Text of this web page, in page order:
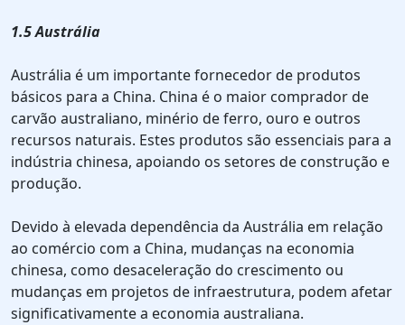
1.5 Austrália
Austrália é um importante fornecedor de produtos
básicos para a China. China é o maior comprador de
carvão australiano, minério de ferro, ouro e outros
recursos naturais. Estes produtos são essenciais para a
indústria chinesa, apoiando os setores de construção e
produção.
Devido à elevada dependência da Austrália em relação
ao comércio com a China, mudanças na economia
chinesa, como desaceleração do crescimento ou
mudanças em projetos de infraestrutura, podem afetar
significativamente a economia australiana.